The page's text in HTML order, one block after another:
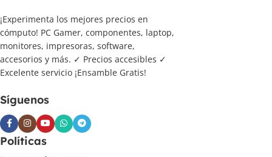
¡Experimenta los mejores precios en
cómputo! PC Gamer, componentes, laptop,
monitores, impresoras, software,
accesorios y más. ✓ Precios accesibles ✓
Excelente servicio ¡Ensamble Gratis!
Síguenos
Políticas